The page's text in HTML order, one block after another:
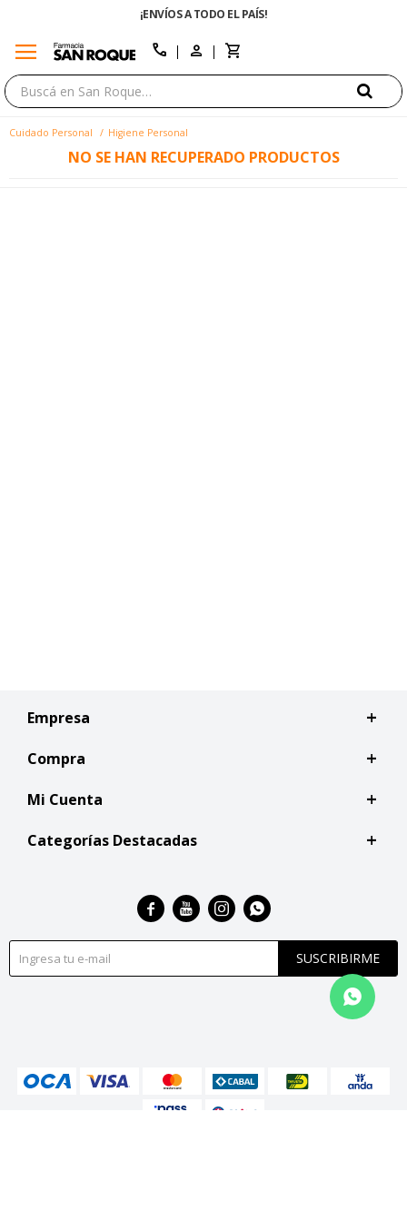
¡ENVÍOS A TODO EL PAÍS!
menu call
Cuidado Personal Higiene Personal
NO SE HAN RECUPERADO PRODUCTOS
Empresa
Compra
Mi Cuenta
Categorías Destacadas
SUSCRIBIRME
   
close